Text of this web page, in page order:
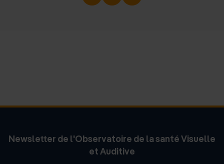
Newsletter de l'Observatoire de la santé Visuelle
et Auditive